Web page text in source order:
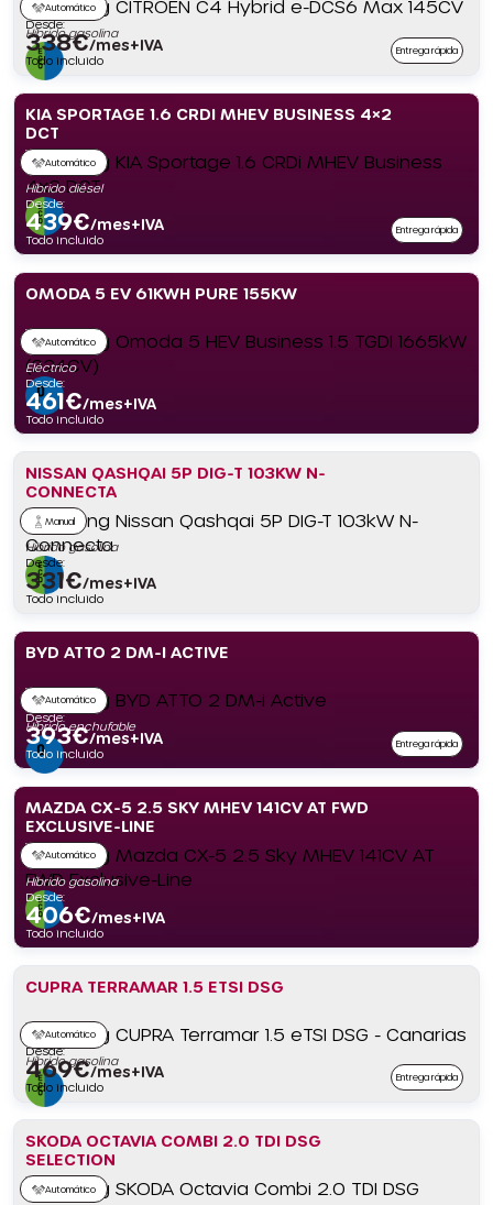
Automático
Híbrido gasolina
Desde:
338€/mes+IVA
Todo incluido
Entrega rápida
KIA SPORTAGE 1.6 CRDI MHEV BUSINESS 4×2
DCT
Automático
Híbrido diésel
Desde:
439€/mes+IVA
Todo incluido
Entrega rápida
OMODA 5 EV 61KWH PURE 155KW
Automático
Eléctrico
Desde:
461€/mes+IVA
Todo incluido
NISSAN QASHQAI 5P DIG-T 103KW N-
CONNECTA
Manual
Híbrido gasolina
Desde:
331€/mes+IVA
Todo incluido
BYD ATTO 2 DM-I ACTIVE
Automático
Híbrido enchufable
Desde:
393€/mes+IVA
Todo incluido
Entrega rápida
MAZDA CX-5 2.5 SKY MHEV 141CV AT FWD
EXCLUSIVE-LINE
Automático
Híbrido gasolina
Desde:
406€/mes+IVA
Todo incluido
CUPRA TERRAMAR 1.5 ETSI DSG
Automático
Híbrido gasolina
Desde:
469€/mes+IVA
Todo incluido
Entrega rápida
SKODA OCTAVIA COMBI 2.0 TDI DSG
SELECTION
Automático